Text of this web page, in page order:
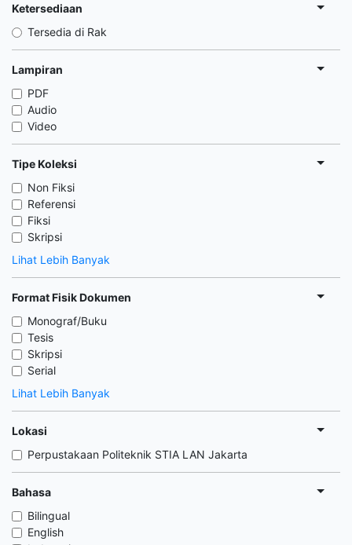
Ketersediaan
Tersedia di Rak
Lampiran
PDF
Audio
Video
Tipe Koleksi
Non Fiksi
Referensi
Fiksi
Skripsi
Lihat Lebih Banyak
Format Fisik Dokumen
Monograf/Buku
Tesis
Skripsi
Serial
Lihat Lebih Banyak
Lokasi
Perpustakaan Politeknik STIA LAN Jakarta
Bahasa
Bilingual
English